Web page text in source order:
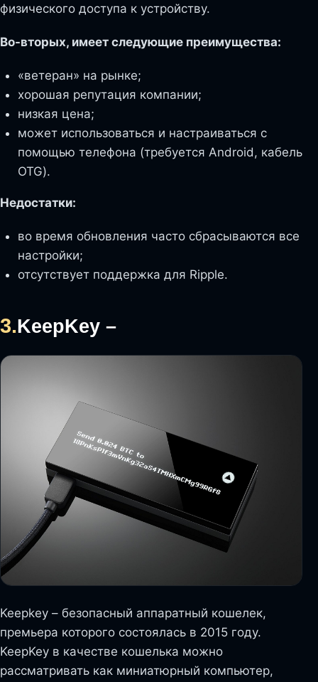
физического доступа к устройству.
Во-вторых, имеет следующие преимущества:
«ветеран» на рынке;
хорошая репутация компании;
низкая цена;
может использоваться и настраиваться с
помощью телефона (требуется Android, кабель
OTG).
Недостатки:
во время обновления часто сбрасываются все
настройки;
отсутствует поддержка для Ripple.
3.KeepKey –
Keepkey – безопасный аппаратный кошелек,
премьера которого состоялась в 2015 году.
KeepKey в качестве кошелька можно
рассматривать как миниатюрный компьютер,